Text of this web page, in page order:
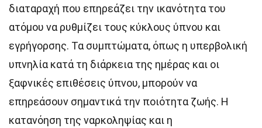
διαταραχή που επηρεάζει την ικανότητα του
ατόμου να ρυθμίζει τους κύκλους ύπνου και
εγρήγορσης. Τα συμπτώματα, όπως η υπερβολική
υπνηλία κατά τη διάρκεια της ημέρας και οι
ξαφνικές επιθέσεις ύπνου, μπορούν να
επηρεάσουν σημαντικά την ποιότητα ζωής. Η
κατανόηση της ναρκοληψίας και η